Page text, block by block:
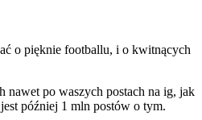
o pięknie footballu, i o kwitnących
nawet po waszych postach na ig, jak
później 1 mln postów o tym.